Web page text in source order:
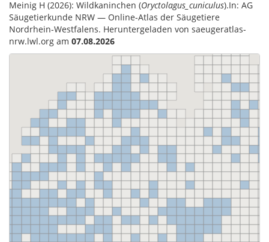
Meinig H (2026): Wildkaninchen (Oryctolagus_cuniculus).In: AG
Säugetierkunde NRW — Online-Atlas der Säugetiere
Nordrhein-Westfalens. Heruntergeladen von saeugeratlas-
nrw.lwl.org am 07.08.2026